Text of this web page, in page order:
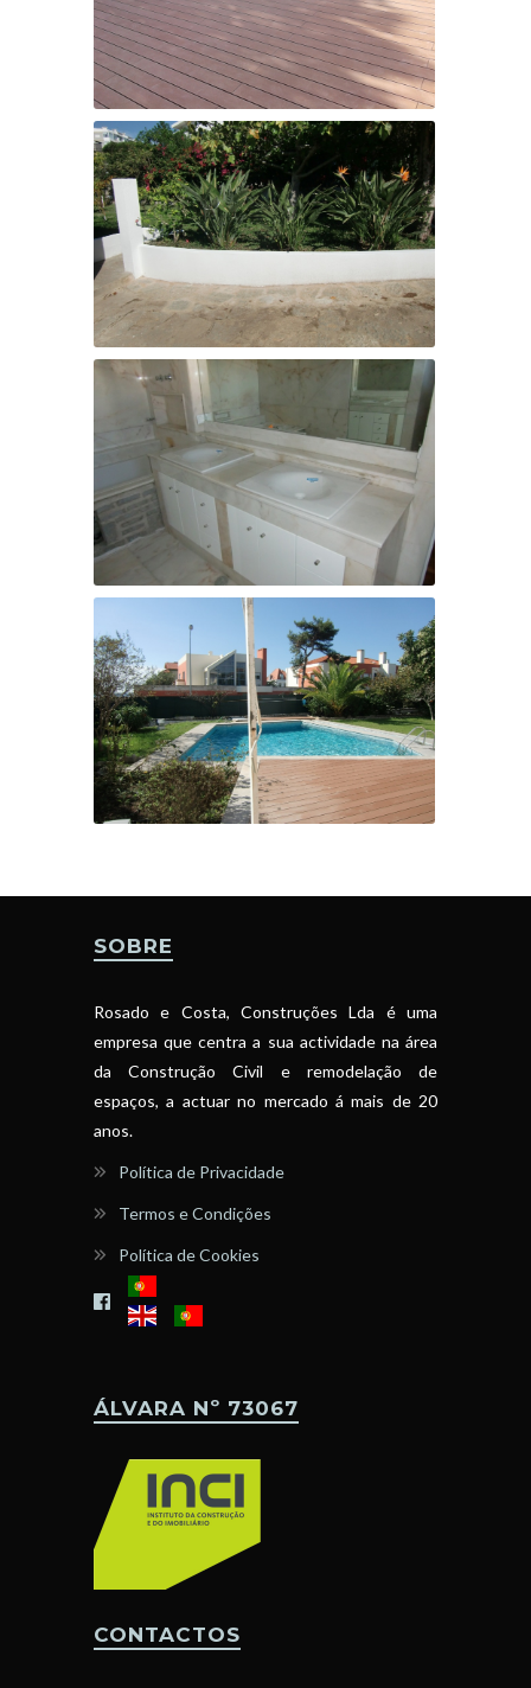
SOBRE
Rosado e Costa, Construções Lda é uma
empresa que centra a sua actividade na área
da Construção Civil e remodelação de
espaços, a actuar no mercado á mais de 20
anos.
Política de Privacidade
Termos e Condições
Política de Cookies
ÁLVARA Nº 73067
CONTACTOS